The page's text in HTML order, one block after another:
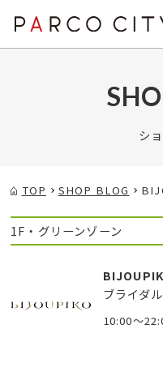
シ
TOP SHOP BLOG
1F・グリーンゾーン
ブライダ
10:00～